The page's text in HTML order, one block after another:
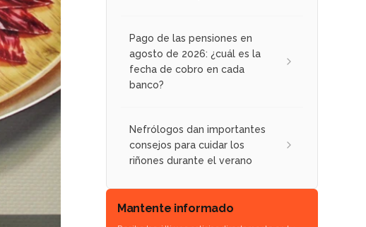
Pago de las pensiones en
agosto de 2026: ¿cuál es la
fecha de cobro en cada
banco?
Nefrólogos dan importantes
consejos para cuidar los
riñones durante el verano
Mantente informado